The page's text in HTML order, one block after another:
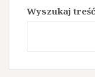
Wyszukaj treść